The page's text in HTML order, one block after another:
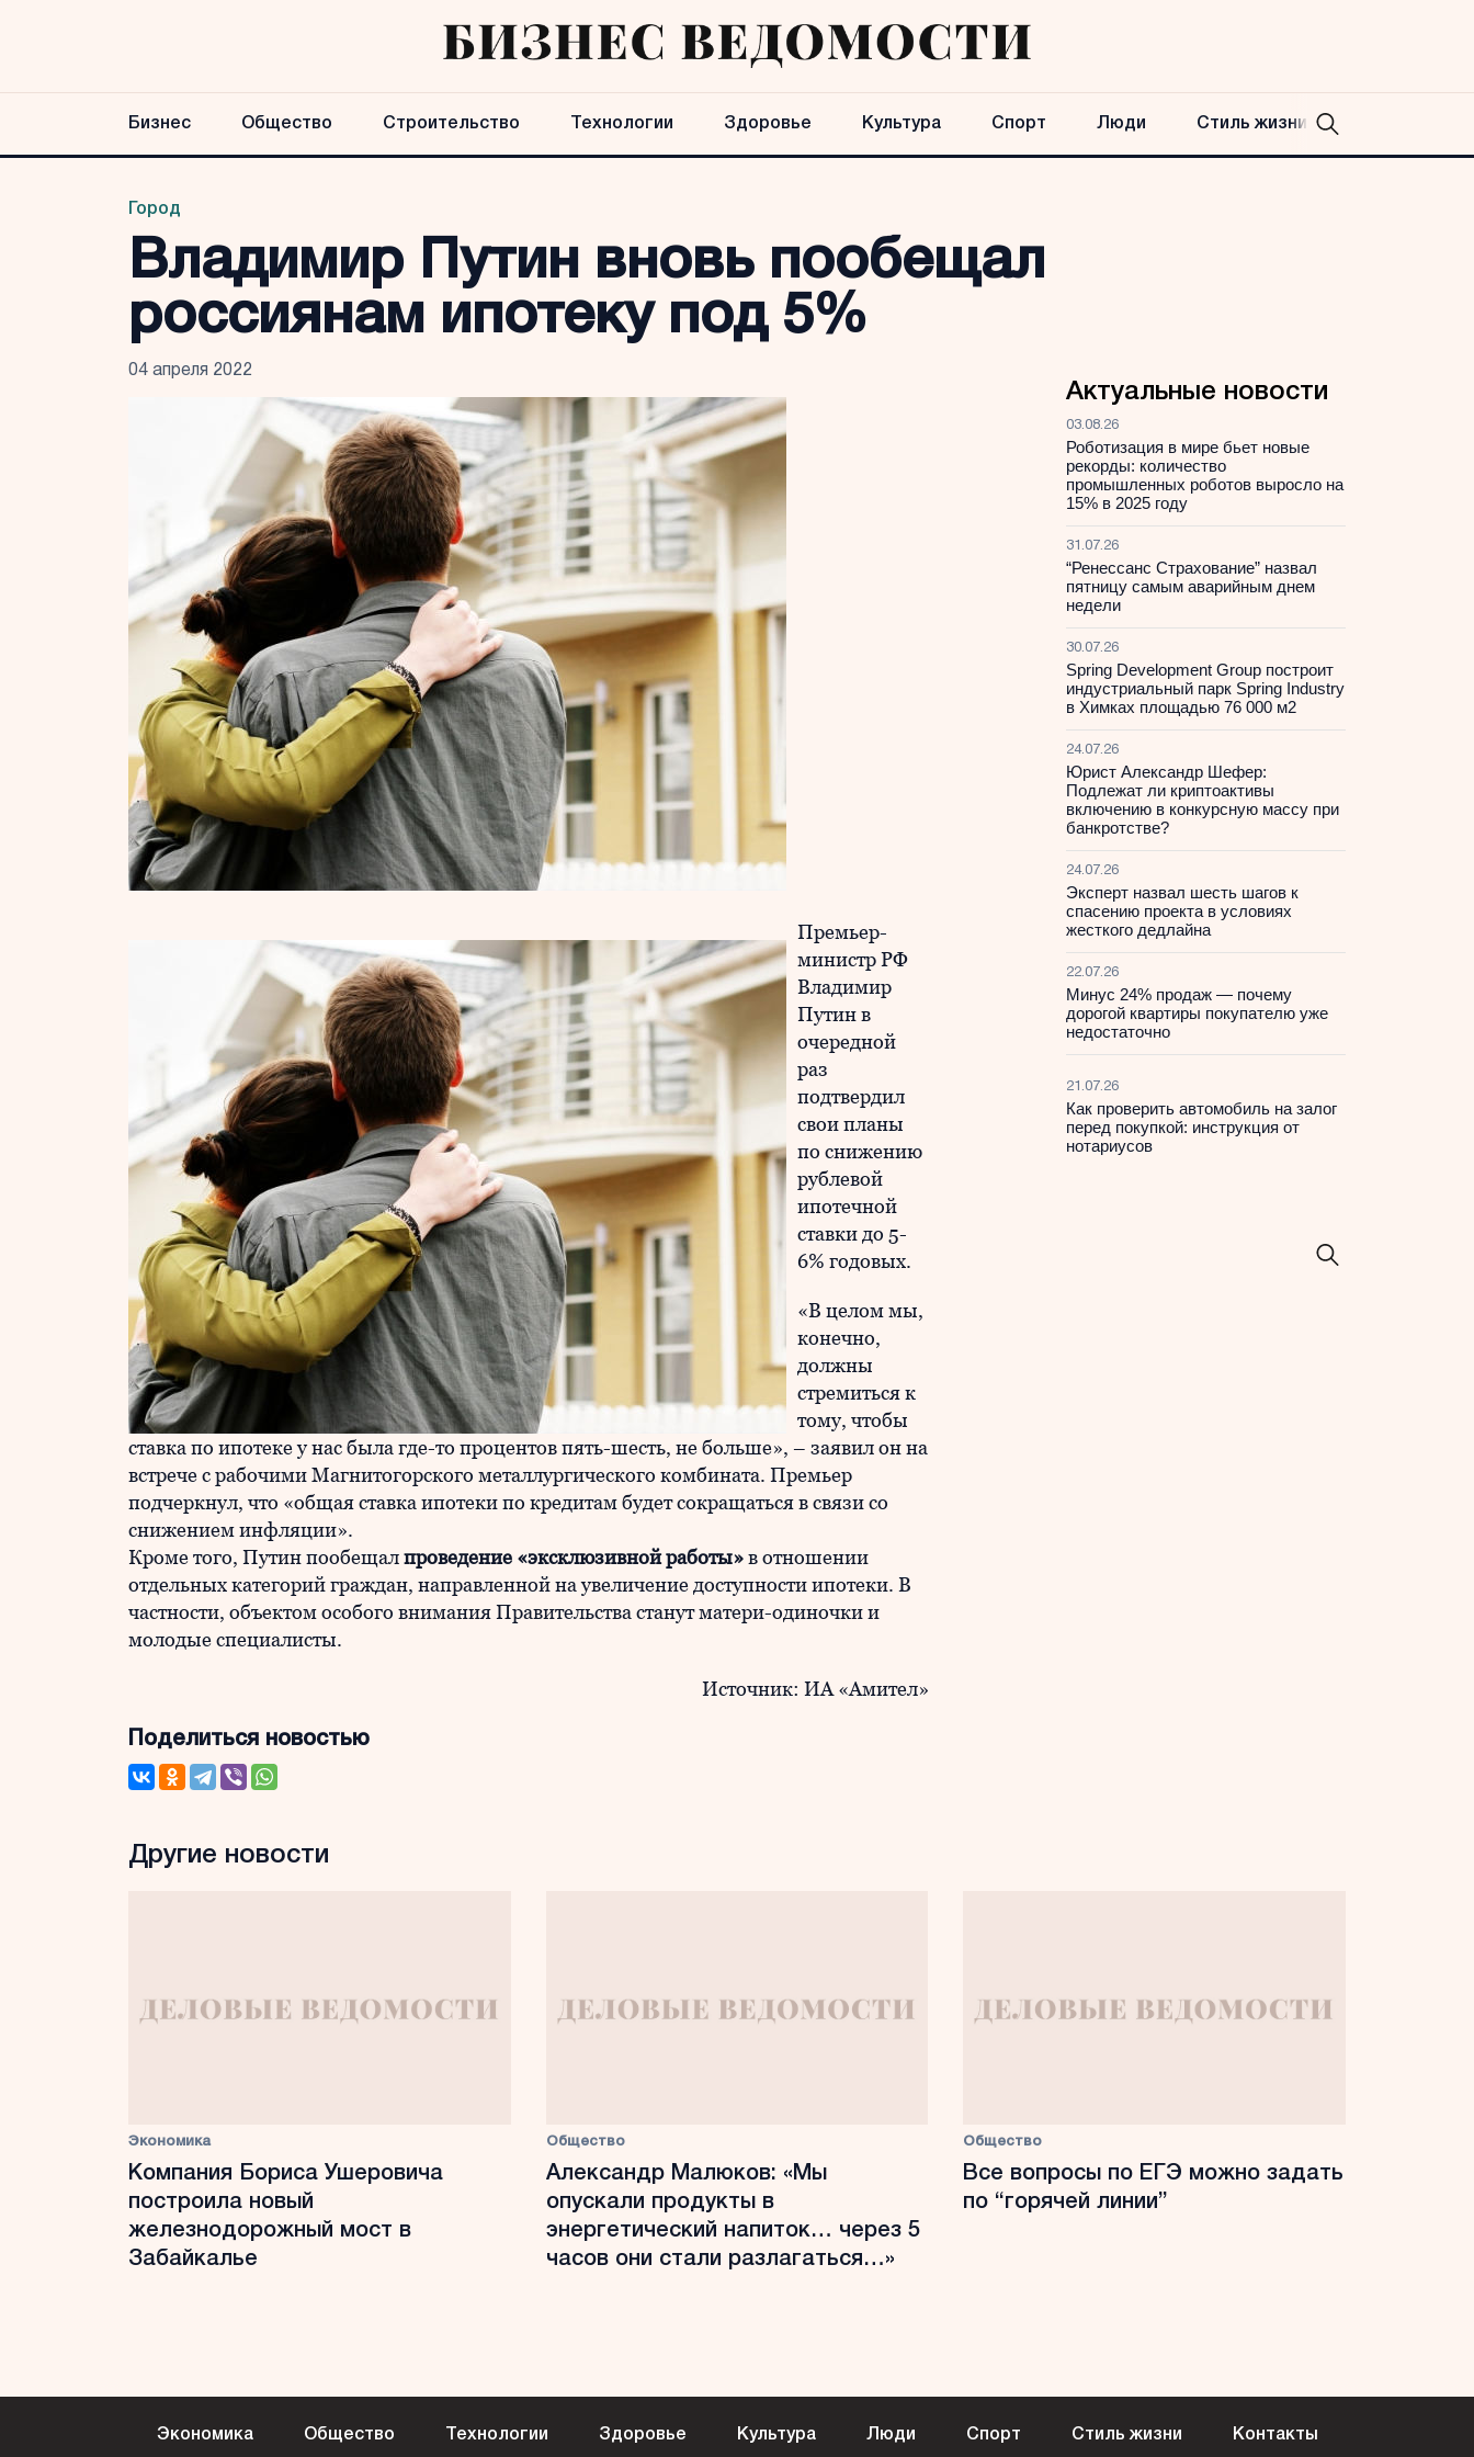
Бизнес Общество Строительство Технологии Здоровье Культура Спорт Люди Стиль жизни
Город
Владимир Путин вновь пообещал
россиянам ипотеку под 5%
04 апреля 2022
Премьер-
министр РФ
Владимир
Путин в
очередной
раз
подтвердил
свои планы
по снижению
рублевой
ипотечной
ставки до 5-
6% годовых.
«В целом мы,
конечно,
должны
стремиться к
тому, чтобы
ставка по ипотеке у нас была где-то процентов пять-шесть, не больше», – заявил он на
встрече с рабочими Магнитогорского металлургического комбината. Премьер
подчеркнул, что «общая ставка ипотеки по кредитам будет сокращаться в связи со
снижением инфляции».
Кроме того, Путин пообещалпроведение «эксклюзивной работы»в отношении
отдельных категорий граждан, направленной на увеличение доступности ипотеки. В
частности, объектом особого внимания Правительства станут матери-одиночки и
молодые специалисты.
Источник: ИА «Амител»
Поделиться новостью
Актуальные новости
03.08.26
Роботизация в мире бьет новые
рекорды: количество
промышленных роботов выросло на
15% в 2025 году
31.07.26
“Ренессанс Страхование” назвал
пятницу самым аварийным днем
недели
30.07.26
Spring Development Group построит
индустриальный парк Spring Industry
в Химках площадью 76 000 м2
24.07.26
Юрист Александр Шефер:
Подлежат ли криптоактивы
включению в конкурсную массу при
банкротстве?
24.07.26
Эксперт назвал шесть шагов к
спасению проекта в условиях
жесткого дедлайна
22.07.26
Минус 24% продаж — почему
дорогой квартиры покупателю уже
недостаточно
21.07.26
Как проверить автомобиль на залог
перед покупкой: инструкция от
нотариусов
Другие новости
Экономика
Компания Бориса Ушеровича
построила новый
железнодорожный мост в
Забайкалье
Общество
Александр Малюков: «Мы
опускали продукты в
энергетический напиток… через 5
часов они стали разлагаться…»
Общество
Все вопросы по ЕГЭ можно задать
по “горячей линии”
Экономика Общество Технологии Здоровье Культура Люди Спорт Стиль жизни Контакты